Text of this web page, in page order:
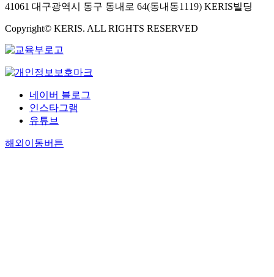
41061 대구광역시 동구 동내로 64(동내동1119) KERIS빌딩
Copyright© KERIS. ALL RIGHTS RESERVED
네이버 블로그
인스타그램
유튜브
해외이동버튼